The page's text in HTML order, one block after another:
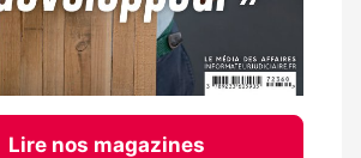
Lire nos magazines